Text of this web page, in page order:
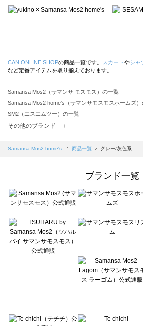
CAN ONLINE SHOPの商品一覧です。 スカート やシャ
など定番アイテムを取り揃えております。
Samansa Mos2（サマンサ モスモス）の一覧
Samansa Mos2 home's（サマンサモスモスホームズ
SM2（エスエムツー）の一覧
TSUHARU by Samansa Mos2（ツハルバイサマンサモ
Samansa Mos2 blue（サマンサモスモス ブルー）の一
Te chichi（テチチ）の一覧
Te chichi CLASSIC（テチチ クラシック）の一覧
Lugnoncure（ルノンキュール）の一覧
BETTY'S BLUE（べティーズブルー）の一覧
Wpc.（ワールドパーティー）の一覧
その他のブランド ＋
Samansa Mos2 home's 商品一覧 グレー/灰色系
ブランド一覧